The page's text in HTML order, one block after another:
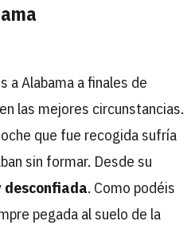
a Alabama a finales de
las mejores circunstancias.
que fue recogida sufría
sin formar. Desde su
desconfiada. Como podéis
pegada al suelo de la